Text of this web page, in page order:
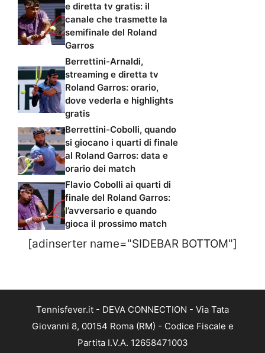
e diretta tv gratis: il
canale che trasmette la
semifinale del Roland
Garros
Berrettini-Arnaldi,
streaming e diretta tv
Roland Garros: orario,
dove vederla e highlights
gratis
Berrettini-Cobolli, quando
si giocano i quarti di finale
al Roland Garros: data e
orario dei match
Flavio Cobolli ai quarti di
finale del Roland Garros:
l’avversario e quando
gioca il prossimo match
[adinserter name="SIDEBAR BOTTOM"]
Tennisfever.it - DEVA CONNECTION - Via Tata
Giovanni 8, 00154 Roma (RM) - Codice Fiscale e
Partita I.V.A. 12658471003